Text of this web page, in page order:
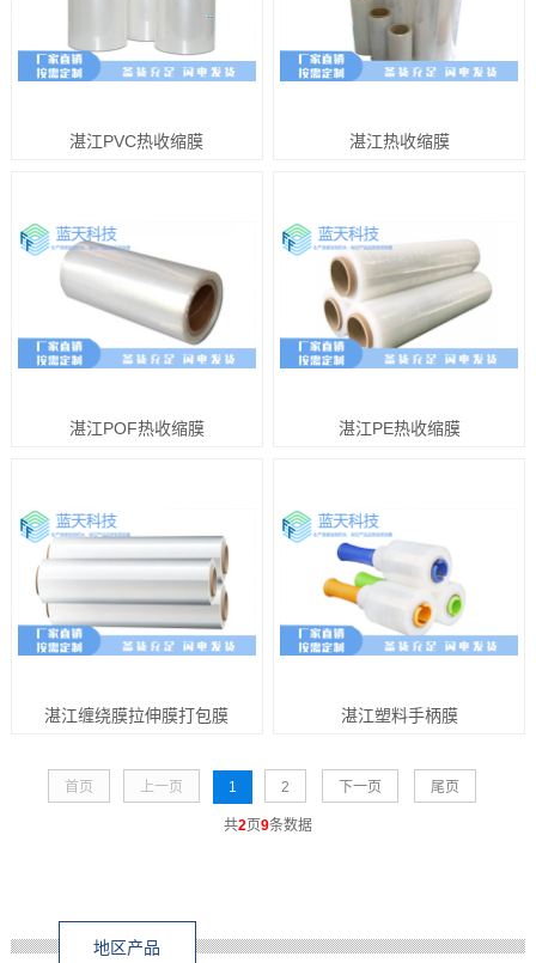
湛江PVC热收缩膜 湛江热收缩膜
湛江POF热收缩膜 湛江PE热收缩膜
湛江缠绕膜拉伸膜打包膜 湛江塑料手柄膜
首页 上一页 1 2 下一页 尾页
共2页9条数据
地区产品